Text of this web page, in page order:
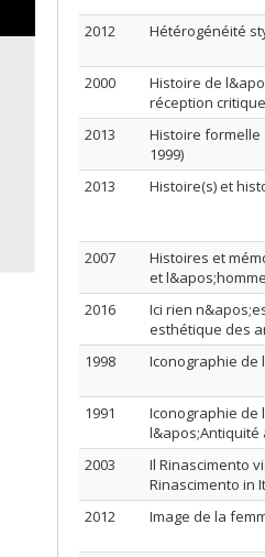
2012 Hétérogénéité
2000
Histoire de
réception critique
2013
Histoire formelle
1999)
2013 Histoire(s) et
2007
Histoires et
et
2016
Ici rien
esthétique des
1998
Iconographie de
1991
Iconographie de
l&apos;Antiquité
2003
Il Rinascimento
Rinascimento in
2012
Image de la